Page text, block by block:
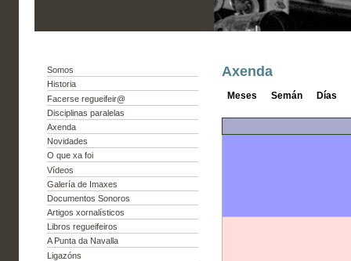
Somos
Historia
Facerse regueifeir@
Disciplinas paralelas
Axenda
Novidades
O que xa foi
Vídeos
Galería de Imaxes
Documentos Sonoros
Artigos xornalísticos
Libros regueifeiros
A Punta da Navalla
Ligazóns
Axenda
Meses Semán Días